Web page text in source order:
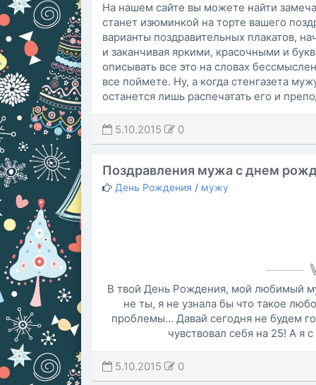
На нашем сайте вы можете найти
станет изюминкой на торте вашего
варианты поздравительных плакатов,
и заканчивая яркими, красочными и
описывать все это на словах
все поймете. Ну, а когда стенгазета
останется лишь распечатать его и
5.10.2015 0
Поздравления мужа с днем
День Рождения / мужу
В твой День Рождения, мой любимый
не ты, я не узнала бы что такое
проблемы… Давай сегодня не будем
чувствовал себя на 25! А я
5.10.2015 0